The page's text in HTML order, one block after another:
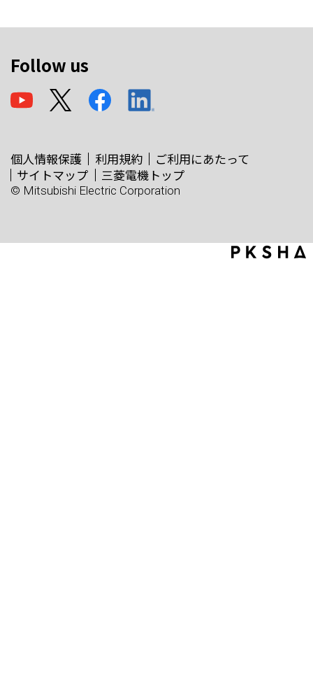
Follow us
個人情報保護 利用規約
ご利用にあたって
サイトマップ
三菱電機トップ
© Mitsubishi Electric Corporation